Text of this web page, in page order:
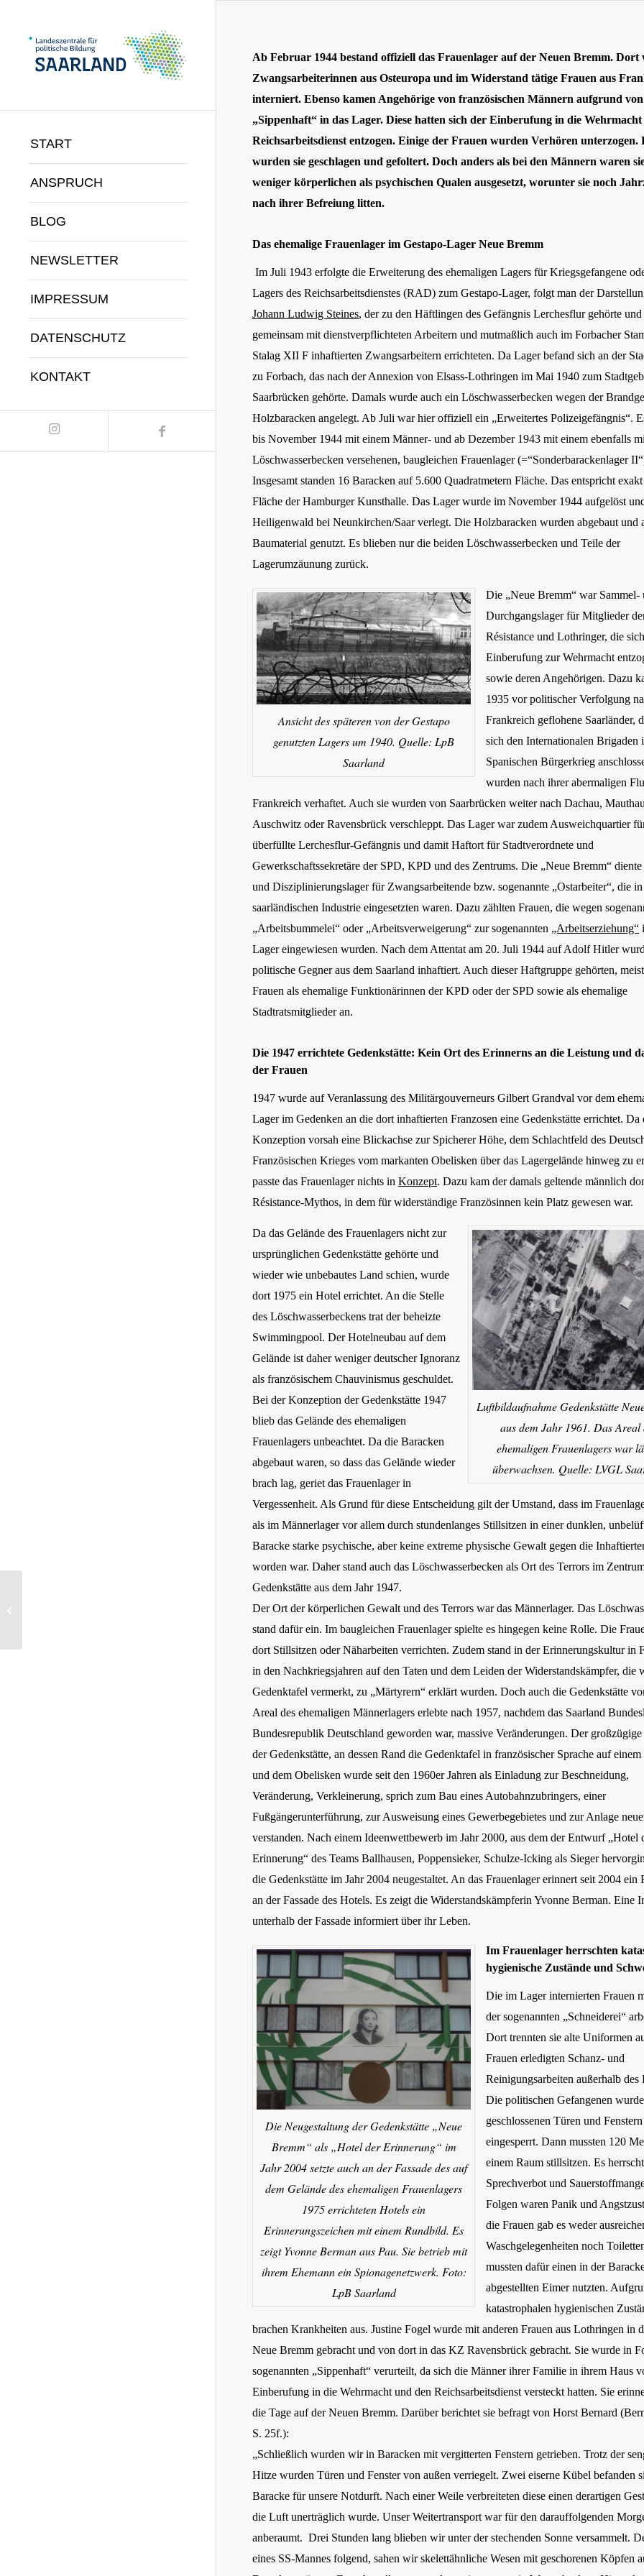
START
ANSPRUCH
BLOG
NEWSLETTER
IMPRESSUM
DATENSCHUTZ
KONTAKT
Ab Februar 1944 bestand offiziell das Frauenlager auf der Neuen Bremm. Dort
Zwangsarbeiterinnen aus Osteuropa und im Widerstand tätige Frauen aus
interniert. Ebenso kamen Angehörige von französischen Männern aufgrund von
„Sippenhaft“ in das Lager. Diese hatten sich der Einberufung in die Wehrmacht
Reichsarbeitsdienst entzogen. Einige der Frauen wurden Verhören unterzogen.
wurden sie geschlagen und gefoltert. Doch anders als bei den Männern waren
weniger körperlichen als psychischen Qualen ausgesetzt, worunter sie noch
nach ihrer Befreiung litten.
Das ehemalige Frauenlager im Gestapo-Lager Neue Bremm
Im Juli 1943 erfolgte die Erweiterung des ehemaligen Lagers für Kriegsgefangene
Lagers des Reichsarbeitsdienstes (RAD) zum Gestapo-Lager, folgt man der
Johann Ludwig Steines, der zu den Häftlingen des Gefängnis Lerchesflur gehörte und
gemeinsam mit dienstverpflichteten Arbeitern und mutmaßlich auch im Forbacher
Stalag XII F inhaftierten Zwangsarbeitern errichteten. Da Lager befand sich an der
zu Forbach, das nach der Annexion von Elsass-Lothringen im Mai 1940 zum
Saarbrücken gehörte. Damals wurde auch ein Löschwasserbecken wegen der
Holzbaracken angelegt. Ab Juli war hier offiziell ein „Erweitertes Polizeigefängnis“.
bis November 1944 mit einem Männer- und ab Dezember 1943 mit einem ebenfalls
Löschwasserbecken versehenen, baugleichen Frauenlager (=“Sonderbarackenlager
Insgesamt standen 16 Baracken auf 5.600 Quadratmetern Fläche. Das entspricht
Fläche der Hamburger Kunsthalle. Das Lager wurde im November 1944 aufgelöst
Heiligenwald bei Neunkirchen/Saar verlegt. Die Holzbaracken wurden abgebaut und
Baumaterial genutzt. Es blieben nur die beiden Löschwasserbecken und Teile der
Lagerumzäunung zurück.
Ansicht des späteren von der Gestapo
genutzten Lagers um 1940. Quelle: LpB
Saarland
Die „Neue Bremm“ war Sammel-
Durchgangslager für Mitglieder
Résistance und Lothringer, die
Einberufung zur Wehrmacht
sowie deren Angehörigen. Dazu
1935 vor politischer Verfolgung
Frankreich geflohene Saarländer,
sich den Internationalen Brigaden
Spanischen Bürgerkrieg
wurden nach ihrer abermaligen
Frankreich verhaftet. Auch sie wurden von Saarbrücken weiter nach Dachau,
Auschwitz oder Ravensbrück verschleppt. Das Lager war zudem Ausweichquartier
überfüllte Lerchesflur-Gefängnis und damit Haftort für Stadtverordnete und
Gewerkschaftssekretäre der SPD, KPD und des Zentrums. Die „Neue Bremm“
und Disziplinierungslager für Zwangsarbeitende bzw. sogenannte „Ostarbeiter“, die
saarländischen Industrie eingesetzten waren. Dazu zählten Frauen, die wegen
„Arbeitsbummelei“ oder „Arbeitsverweigerung“ zur sogenannten „Arbeitserziehung“
Lager eingewiesen wurden. Nach dem Attentat am 20. Juli 1944 auf Adolf Hitler
politische Gegner aus dem Saarland inhaftiert. Auch dieser Haftgruppe gehörten,
Frauen als ehemalige Funktionärinnen der KPD oder der SPD sowie als ehemalige
Stadtratsmitglieder an.
Die 1947 errichtete Gedenkstätte: Kein Ort des Erinnerns an die Leistung und
der Frauen
1947 wurde auf Veranlassung des Militärgouverneurs Gilbert Grandval vor dem
Lager im Gedenken an die dort inhaftierten Franzosen eine Gedenkstätte errichtet. Da
Konzeption vorsah eine Blickachse zur Spicherer Höhe, dem Schlachtfeld des
Französischen Krieges vom markanten Obelisken über das Lagergelände hinweg zu
passte das Frauenlager nichts in Konzept. Dazu kam der damals geltende männlich
Résistance-Mythos, in dem für widerständige Französinnen kein Platz gewesen war.
Luftbildaufnahme Gedenkstätte
aus dem Jahr 1961. Das Areal
ehemaligen Frauenlagers war
überwachsen. Quelle: LVGL
Da das Gelände des Frauenlagers nicht zur
ursprünglichen Gedenkstätte gehörte und
wieder wie unbebautes Land schien, wurde
dort 1975 ein Hotel errichtet. An die Stelle
des Löschwasserbeckens trat der beheizte
Swimmingpool. Der Hotelneubau auf dem
Gelände ist daher weniger deutscher Ignoranz
als französischem Chauvinismus geschuldet.
Bei der Konzeption der Gedenkstätte 1947
blieb das Gelände des ehemaligen
Frauenlagers unbeachtet. Da die Baracken
abgebaut waren, so dass das Gelände wieder
brach lag, geriet das Frauenlager in
Vergessenheit. Als Grund für diese Entscheidung gilt der Umstand, dass im
als im Männerlager vor allem durch stundenlanges Stillsitzen in einer dunklen,
Baracke starke psychische, aber keine extreme physische Gewalt gegen die
worden war. Daher stand auch das Löschwasserbecken als Ort des Terrors im
Gedenkstätte aus dem Jahr 1947.
Der Ort der körperlichen Gewalt und des Terrors war das Männerlager. Das
stand dafür ein. Im baugleichen Frauenlager spielte es hingegen keine Rolle. Die
dort Stillsitzen oder Näharbeiten verrichten. Zudem stand in der Erinnerungskultur in
in den Nachkriegsjahren auf den Taten und dem Leiden der Widerstandskämpfer, die
Gedenktafel vermerkt, zu „Märtyrern“ erklärt wurden. Doch auch die Gedenkstätte
Areal des ehemaligen Männerlagers erlebte nach 1957, nachdem das Saarland
Bundesrepublik Deutschland geworden war, massive Veränderungen. Der
der Gedenkstätte, an dessen Rand die Gedenktafel in französischer Sprache auf
und dem Obelisken wurde seit den 1960er Jahren als Einladung zur Beschneidung,
Veränderung, Verkleinerung, sprich zum Bau eines Autobahnzubringers, einer
Fußgängerunterführung, zur Ausweisung eines Gewerbegebietes und zur Anlage
verstanden. Nach einem Ideenwettbewerb im Jahr 2000, aus dem der Entwurf „Hotel
Erinnerung“ des Teams Ballhausen, Poppensieker, Schulze-Icking als Sieger
die Gedenkstätte im Jahr 2004 neugestaltet. An das Frauenlager erinnert seit 2004 ein
an der Fassade des Hotels. Es zeigt die Widerstandskämpferin Yvonne Berman. Eine
unterhalb der Fassade informiert über ihr Leben.
Die Neugestaltung der Gedenkstätte „Neue
Bremm“ als „Hotel der Erinnerung“ im
Jahr 2004 setzte auch an der Fassade des auf
dem Gelände des ehemaligen Frauenlagers
1975 errichteten Hotels ein
Erinnerungszeichen mit einem Rundbild. Es
zeigt Yvonne Berman aus Pau. Sie betrieb mit
ihrem Ehemann ein Spionagenetzwerk. Foto:
LpB Saarland
Im Frauenlager herrschten
hygienische Zustände und
Die im Lager internierten Frauen
der sogenannten „Schneiderei“
Dort trennten sie alte Uniformen
Frauen erledigten Schanz- und
Reinigungsarbeiten außerhalb des
Die politischen Gefangenen
geschlossenen Türen und Fenstern
eingesperrt. Dann mussten 120
einem Raum stillsitzen. Es
Sprechverbot und
Folgen waren Panik und
die Frauen gab es weder
Waschgelegenheiten noch
mussten dafür einen in der
abgestellten Eimer nutzten.
katastrophalen hygienischen
brachen Krankheiten aus. Justine Fogel wurde mit anderen Frauen aus Lothringen in
Neue Bremm gebracht und von dort in das KZ Ravensbrück gebracht. Sie wurde in
sogenannten „Sippenhaft“ verurteilt, da sich die Männer ihrer Familie in ihrem Haus
Einberufung in die Wehrmacht und den Reichsarbeitsdienst versteckt hatten. Sie
die Tage auf der Neuen Bremm. Darüber berichtet sie befragt von Horst Bernard
S. 25f.):
„Schließlich wurden wir in Baracken mit vergitterten Fenstern getrieben. Trotz der
Hitze wurden Türen und Fenster von außen verriegelt. Zwei eiserne Kübel befanden
Baracke für unsere Notdurft. Nach einer Weile verbreiteten diese einen derartigen
die Luft unerträglich wurde. Unser Weitertransport war für den darauffolgenden
anberaumt. Drei Stunden lang blieben wir unter der stechenden Sonne versammelt.
eines SS-Mannes folgend, sahen wir skelettähnliche Wesen mit geschorenen Köpfen